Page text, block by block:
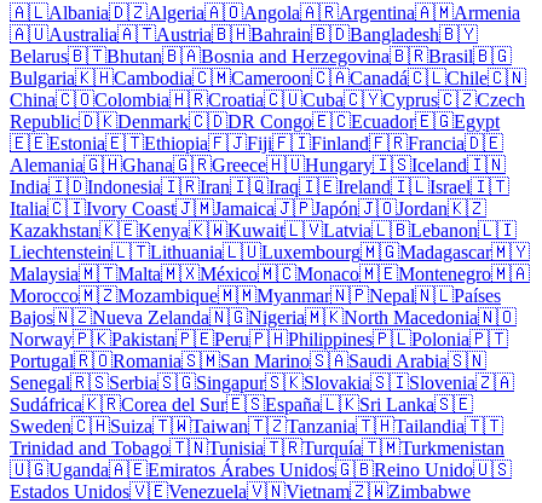
🇦🇱Albania🇩🇿Algeria🇦🇴Angola🇦🇷Argentina🇦🇲Armenia
🇦🇺Australia🇦🇹Austria🇧🇭Bahrain🇧🇩Bangladesh🇧🇾
Belarus🇧🇹Bhutan🇧🇦Bosnia and Herzegovina🇧🇷Brasil🇧🇬
Bulgaria🇰🇭Cambodia🇨🇲Cameroon🇨🇦Canadá🇨🇱Chile🇨🇳
China🇨🇴Colombia🇭🇷Croatia🇨🇺Cuba🇨🇾Cyprus🇨🇿Czech
Republic🇩🇰Denmark🇨🇩DR Congo🇪🇨Ecuador🇪🇬Egypt
🇪🇪Estonia🇪🇹Ethiopia🇫🇯Fiji🇫🇮Finland🇫🇷Francia🇩🇪
Alemania🇬🇭Ghana🇬🇷Greece🇭🇺Hungary🇮🇸Iceland🇮🇳
India🇮🇩Indonesia🇮🇷Iran🇮🇶Iraq🇮🇪Ireland🇮🇱Israel🇮🇹
Italia🇨🇮Ivory Coast🇯🇲Jamaica🇯🇵Japón🇯🇴Jordan🇰🇿
Kazakhstan🇰🇪Kenya🇰🇼Kuwait🇱🇻Latvia🇱🇧Lebanon🇱🇮
Liechtenstein🇱🇹Lithuania🇱🇺Luxembourg🇲🇬Madagascar🇲🇾
Malaysia🇲🇹Malta🇲🇽México🇲🇨Monaco🇲🇪Montenegro🇲🇦
Morocco🇲🇿Mozambique🇲🇲Myanmar🇳🇵Nepal🇳🇱Países
Bajos🇳🇿Nueva Zelanda🇳🇬Nigeria🇲🇰North Macedonia🇳🇴
Norway🇵🇰Pakistan🇵🇪Peru🇵🇭Philippines🇵🇱Polonia🇵🇹
Portugal🇷🇴Romania🇸🇲San Marino🇸🇦Saudi Arabia🇸🇳
Senegal🇷🇸Serbia🇸🇬Singapur🇸🇰Slovakia🇸🇮Slovenia🇿🇦
Sudáfrica🇰🇷Corea del Sur🇪🇸España🇱🇰Sri Lanka🇸🇪
Sweden🇨🇭Suiza🇹🇼Taiwan🇹🇿Tanzania🇹🇭Tailandia🇹🇹
Trinidad and Tobago🇹🇳Tunisia🇹🇷Turquía🇹🇲Turkmenistan
🇺🇬Uganda🇦🇪Emiratos Árabes Unidos🇬🇧Reino Unido🇺🇸
Estados Unidos🇻🇪Venezuela🇻🇳Vietnam🇿🇼Zimbabwe